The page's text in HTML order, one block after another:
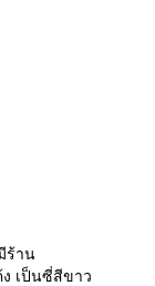
ร้าน
เป็นซี่สีขาว